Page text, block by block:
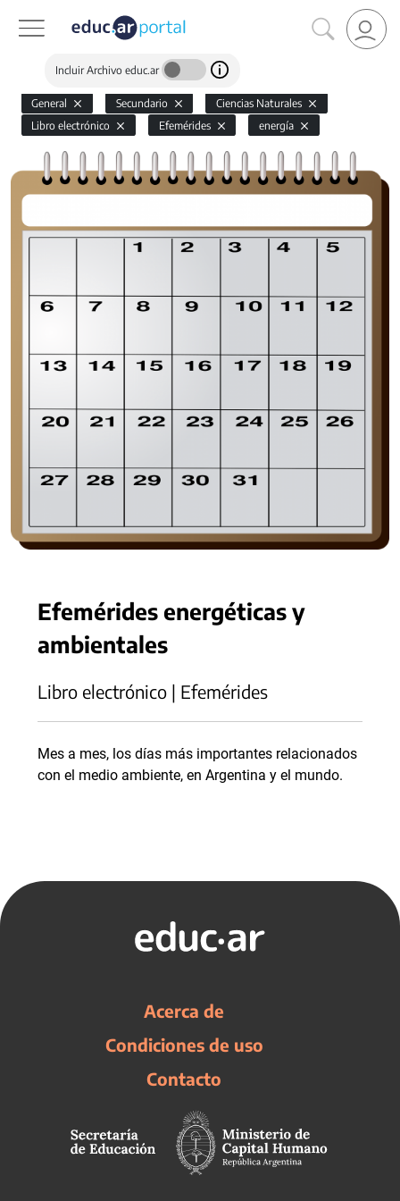
Incluir Archivo educ.ar
General Secundario
Ciencias Naturales
Libro electrónico
Efemérides energía
Efemérides energéticas y
ambientales
Libro electrónico | Efemérides
Mes a mes, los días más importantes relacionados
con el medio ambiente, en Argentina y el mundo.
Acerca de
Condiciones de uso
Contacto